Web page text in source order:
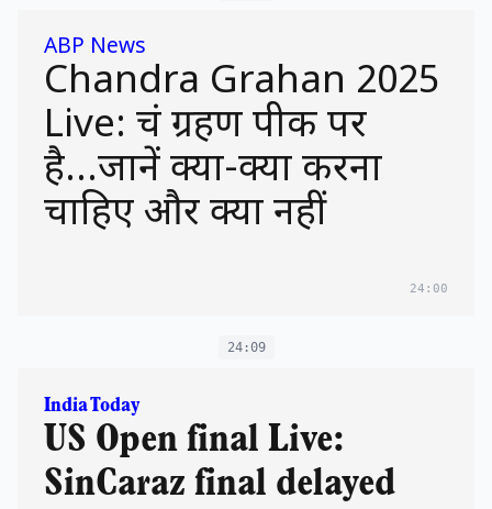
ABP News
Chandra Grahan 2025
Live: चंद्र ग्रहण पीक पर
है...जानें क्या-क्या करना
चाहिए और क्या नहीं
24:00
24:09
India Today
US Open final Live:
SinCaraz final delayed